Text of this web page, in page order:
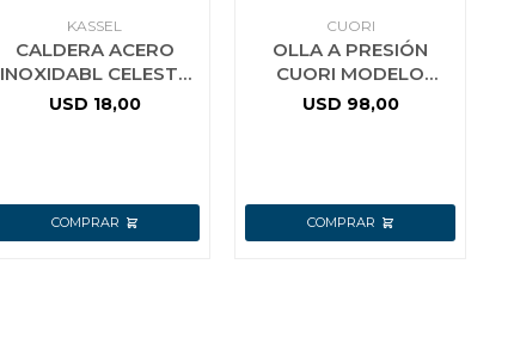
KASSEL
CALDERA ACERO
INOXIDABL CELESTE
3L KASSEL
USD 18,00
CUORI
OLLA A PRESIÓN
CUORI MODELO
RAPID-7
USD 98,00